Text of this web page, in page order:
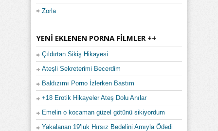
Zorla
YENI EKLENEN PORNA FILMLER ++
Çıldırtan Sikiş Hikayesi
Ateşli Sekreterimi Becerdim
Baldızımı Porno İzlerken Bastım
+18 Erotik Hikayeler Ateş Dolu Anılar
Emelin o kocaman güzel götünü sikiyordum
Yakalanan 19’luk Hırsız Bedelini Amıyla Ödedi